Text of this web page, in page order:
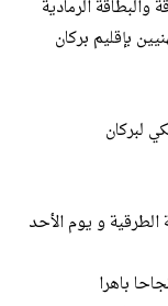
الرمادية
بإقليم بركان
لبركان
السلامة الطرقية و يوم الأحد
باهرا